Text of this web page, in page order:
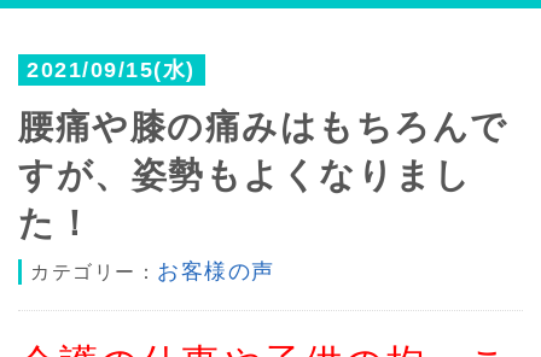
2021/09/15(水)
腰痛や膝の痛みはもちろんで
すが、姿勢もよくなりまし
た！
カテゴリー： お客様の声